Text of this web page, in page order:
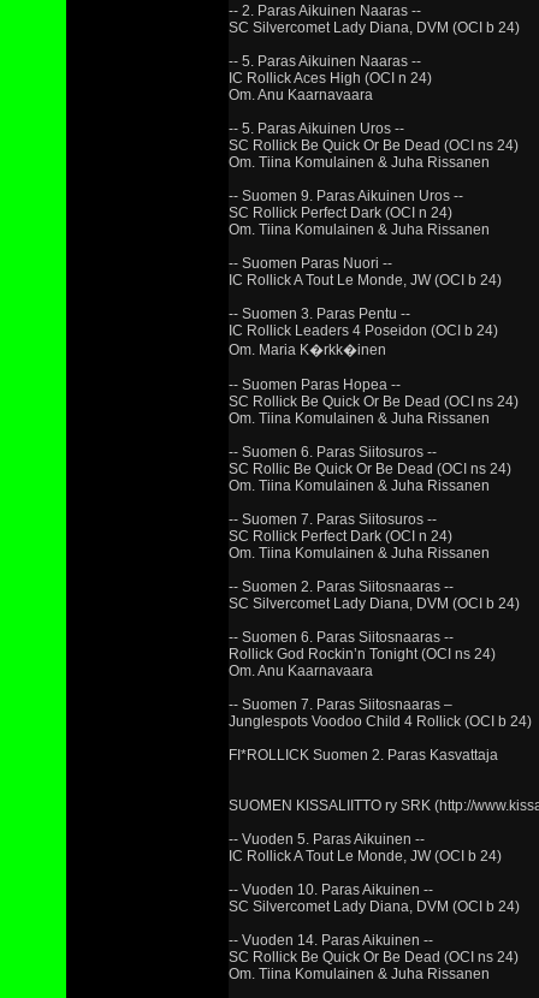
-- 2. Paras Aikuinen Naaras --
SC Silvercomet Lady Diana, DVM (OCI b 24)
-- 5. Paras Aikuinen Naaras --
IC Rollick Aces High (OCI n 24)
Om. Anu Kaarnavaara
-- 5. Paras Aikuinen Uros --
SC Rollick Be Quick Or Be Dead (OCI ns 24)
Om. Tiina Komulainen & Juha Rissanen
-- Suomen 9. Paras Aikuinen Uros --
SC Rollick Perfect Dark (OCI n 24)
Om. Tiina Komulainen & Juha Rissanen
-- Suomen Paras Nuori --
IC Rollick A Tout Le Monde, JW (OCI b 24)
-- Suomen 3. Paras Pentu --
IC Rollick Leaders 4 Poseidon (OCI b 24)
Om. Maria K�rkk�inen
-- Suomen Paras Hopea --
SC Rollick Be Quick Or Be Dead (OCI ns 24)
Om. Tiina Komulainen & Juha Rissanen
-- Suomen 6. Paras Siitosuros --
SC Rollic Be Quick Or Be Dead (OCI ns 24)
Om. Tiina Komulainen & Juha Rissanen
-- Suomen 7. Paras Siitosuros --
SC Rollick Perfect Dark (OCI n 24)
Om. Tiina Komulainen & Juha Rissanen
-- Suomen 2. Paras Siitosnaaras --
SC Silvercomet Lady Diana, DVM (OCI b 24)
-- Suomen 6. Paras Siitosnaaras --
Rollick God Rockin’n Tonight (OCI ns 24)
Om. Anu Kaarnavaara
-- Suomen 7. Paras Siitosnaaras –
Junglespots Voodoo Child 4 Rollick (OCI b 24)
FI*ROLLICK Suomen 2. Paras Kasvattaja
SUOMEN KISSALIITTO ry SRK (http://
-- Vuoden 5. Paras Aikuinen --
IC Rollick A Tout Le Monde, JW (OCI b 24)
-- Vuoden 10. Paras Aikuinen --
SC Silvercomet Lady Diana, DVM (OCI b 24)
-- Vuoden 14. Paras Aikuinen --
SC Rollick Be Quick Or Be Dead (OCI ns 24)
Om. Tiina Komulainen & Juha Rissanen